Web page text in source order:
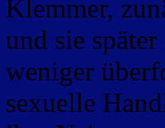
Klemmer,
und sie
weniger
sexuelle